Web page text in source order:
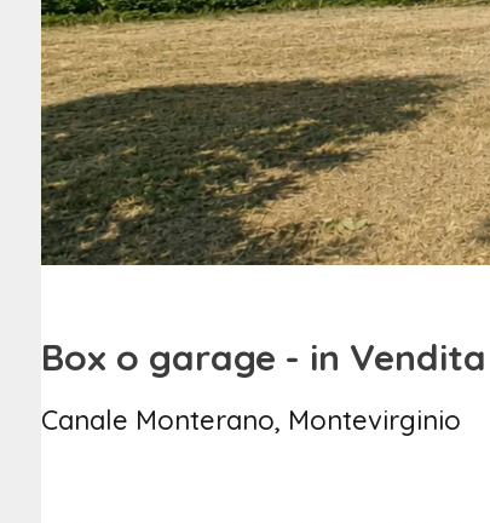
Box o garage - in Vendita
Canale Monterano, Montevirginio